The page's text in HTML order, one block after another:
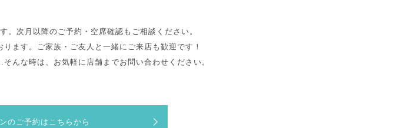
。次月以降のご予約・空席確認もご相談ください。
ます。ご家族・ご友人と一緒にご来店も歓迎です！
んな時は、お気軽に店舗までお問い合わせください。
のご予約はこちらから